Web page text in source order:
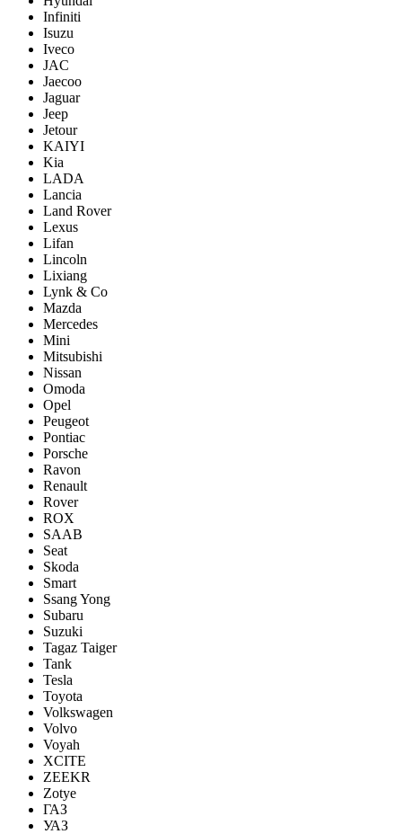
Infiniti
Isuzu
Iveco
JAC
Jaecoo
Jaguar
Jeep
Jetour
KAIYI
Kia
LADA
Lancia
Land Rover
Lexus
Lifan
Lincoln
Lixiang
Lynk & Co
Mazda
Mercedes
Mini
Mitsubishi
Nissan
Omoda
Opel
Peugeot
Pontiac
Porsсhe
Ravon
Renault
Rover
ROX
SAAB
Seat
Skoda
Smart
Ssang Yong
Subaru
Suzuki
Tagaz Taiger
Tank
Tesla
Toyota
Volkswagen
Volvo
Voyah
XCITE
ZEEKR
Zotye
ГАЗ
УАЗ